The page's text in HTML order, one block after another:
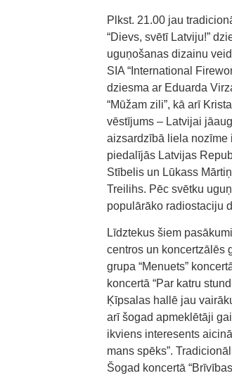
Plkst. 21.00 jau
“Dievs, svētī Latviju!”
uguņošanas dizainu
SIA “International
dziesma ar Eduarda
“Mūžam zili”, kā arī
vēstījums – Latvijai
aizsardzībā liela nozīme
piedalījās Latvijas
Stībelis un Lūkass
Treilihs. Pēc svētku
populārāko radiostaciju
Līdztekus šiem
centros un koncertzālēs
grupa “Menuets”
koncertā “Par katru
Ķīpsalas hallē jau
arī šogad apmeklētāji
ikviens interesents
mans spēks”.
Šogad koncertā